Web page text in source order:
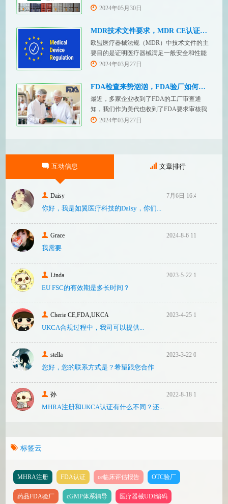
医疗设备制造商感兴趣的市场。然而，想要
管要求，即他们必须在沙特阿拉伯获得其设
务，FDASUNGO全球合规业务版图再添新模
块。F
2024年05月30日
MDR技术文件要求，MDR CE认证办理
欧盟医疗器械法规（MDR）中技术文件的主
要目的是证明医疗器械满足一般安全和性能
要求。无论类别如何，所有医疗设备都必须
有关技术文件的要求。MDR技术文档结构：
2024年03月27日
FDA检查来势汹汹，FDA验厂如何应对？
最近，多家企业收到了FDA的工厂审查通
知，我们作为美代也收到了FDA要求审核我
们客户验厂的通知邮件。起因是2023年12
2024年03月27日
互动信息 文章排行
Daisy 7月6日 16:47
你好，我是如翼医疗科技的Daisy，你们...
Grace 2024-8-6 11:14
我需要
Linda 2023-5-22 10:43
EU FSC的有效期是多长时间？
Cherie CE,FDA,UKCA 2023-4-25 16:24
UKCA合‮过规‬程中，我司可‮提以‬供...
stella 2023-3-22 08:31
您好，您的联系方式是？希望跟您合作
孙 2022-8-18 17:47
MHRA注册和UKCA认证有什么不同？还...
标签云
MHRA注册 FDA认证 ce临床评估报告 OTC验厂
药品FDA验厂 cGMP体系辅导 医疗器械UDI编码